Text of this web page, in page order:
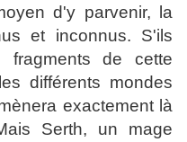
d'y parvenir, la
et inconnus. S'ils
fragments de cette
différents mondes
exactement là
Serth, un mage